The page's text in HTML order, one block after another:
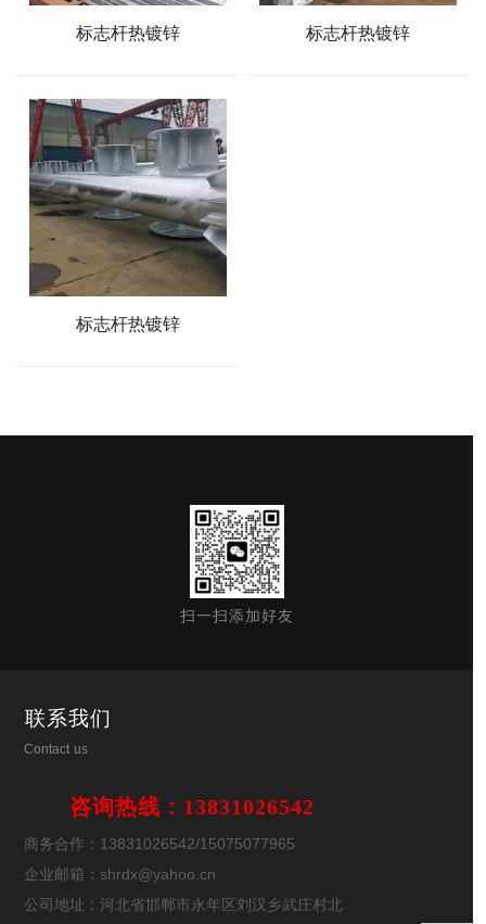
标志杆热镀锌 标志杆热镀锌
标志杆热镀锌
扫一扫添加好友
联系我们
Contact us
咨询热线：13831026542
商务合作：13831026542/15075077965
企业邮箱：shrdx@yahoo.cn
公司地址：河北省邯郸市永年区刘汉乡武庄村北